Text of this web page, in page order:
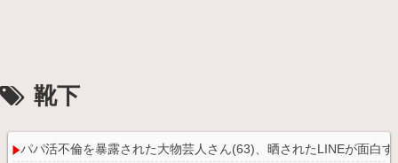
靴下
パパ活不倫を暴露された大物芸人さん(63)、晒されたLINEが面白